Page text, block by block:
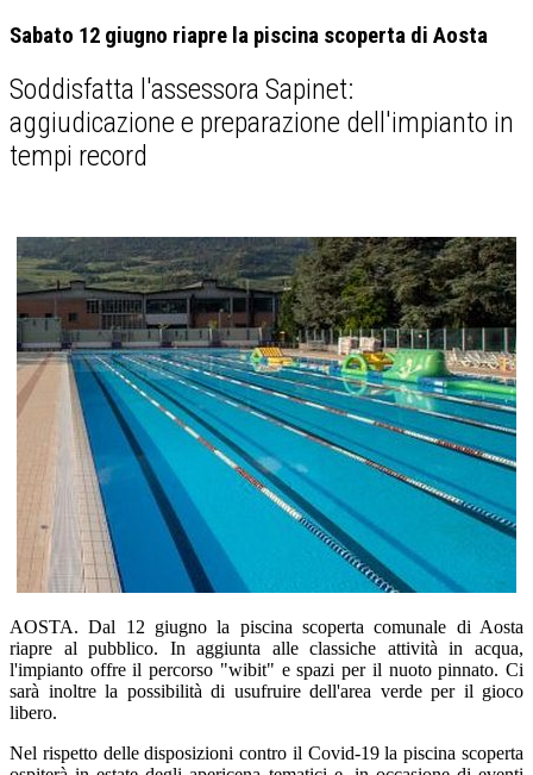
Sabato 12 giugno riapre la piscina scoperta di Aosta
Soddisfatta l'assessora Sapinet:
aggiudicazione e preparazione dell'impianto in
tempi record
AOSTA. Dal 12 giugno la piscina scoperta comunale di Aosta
riapre al pubblico. In aggiunta alle classiche attività in acqua,
l'impianto offre il percorso "wibit" e spazi per il nuoto pinnato. Ci
sarà inoltre la possibilità di usufruire dell'area verde per il gioco
libero.
Nel rispetto delle disposizioni contro il Covid-19 la piscina scoperta